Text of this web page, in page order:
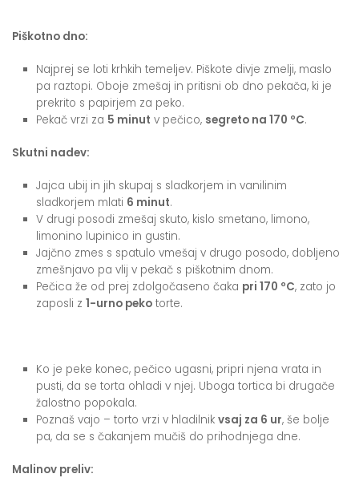
Piškotno dno:
Najprej se loti krhkih temeljev. Piškote divje zmelji, maslo
pa raztopi. Oboje zmešaj in pritisni ob dno pekača, ki je
prekrito s papirjem za peko.
Pekač vrzi za 5 minut v pečico, segreto na 170 ºC.
Skutni nadev:
Jajca ubij in jih skupaj s sladkorjem in vanilinim
sladkorjem mlati 6 minut.
V drugi posodi zmešaj skuto, kislo smetano, limono,
limonino lupinico in gustin.
Jajčno zmes s spatulo vmešaj v drugo posodo, dobljeno
zmešnjavo pa vlij v pekač s piškotnim dnom.
Pečica že od prej zdolgočaseno čaka pri 170 ºC, zato jo
zaposli z 1-urno peko torte.
Ko je peke konec, pečico ugasni, pripri njena vrata in
pusti, da se torta ohladi v njej. Uboga tortica bi drugače
žalostno popokala.
Poznaš vajo – torto vrzi v hladilnik vsaj za 6 ur, še bolje
pa, da se s čakanjem mučiš do prihodnjega dne.
Malinov preliv: